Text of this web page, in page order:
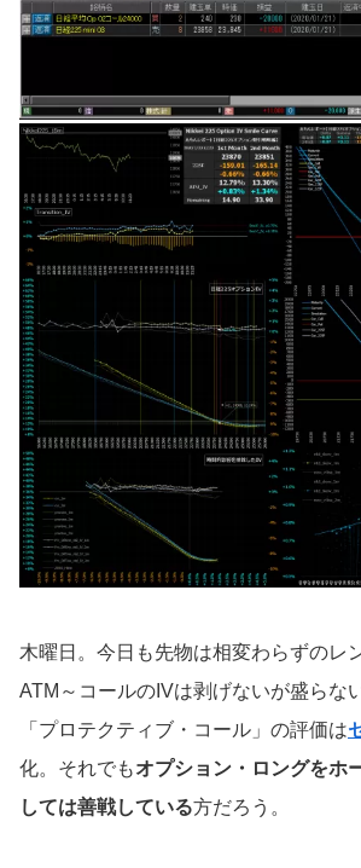
木曜日。今日も先物は相変わらずのレ
ATM～コールのIVは剥げないが盛らな
「プロテクティブ・コール」の評価は
化。それでもオプション・ロングをホ
しては善戦している方だろう。